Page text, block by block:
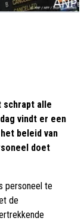
schrapt alle
vindt er een
beleid van
doet
personeel te
de